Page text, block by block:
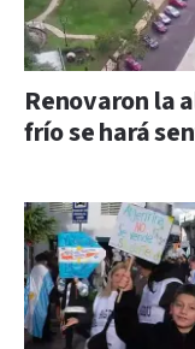
Renovaron la
frío se hará